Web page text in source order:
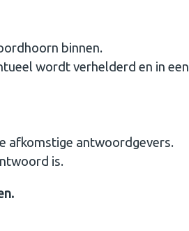
binnen.
wordt verhelderd en in een
afkomstige antwoordgevers.
is.